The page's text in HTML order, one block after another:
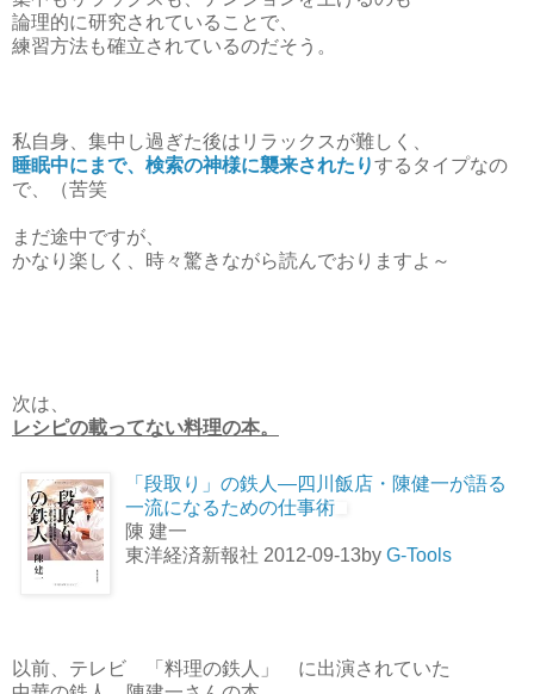
論理的に研究されていることで、
練習方法も確立されているのだそう。
私自身、集中し過ぎた後はリラックスが難しく、
睡眠中にまで、検索の神様に襲来されたりするタイプなの
で、（苦笑
まだ途中ですが、
かなり楽しく、時々驚きながら読んでおりますよ～
次は、
レシピの載ってない料理の本。
「段取り」の鉄人―四川飯店・陳健一が語る
一流になるための仕事術
陳 建一
東洋経済新報社 2012-09-13by G-Tools
以前、テレビ 「料理の鉄人」 に出演されていた